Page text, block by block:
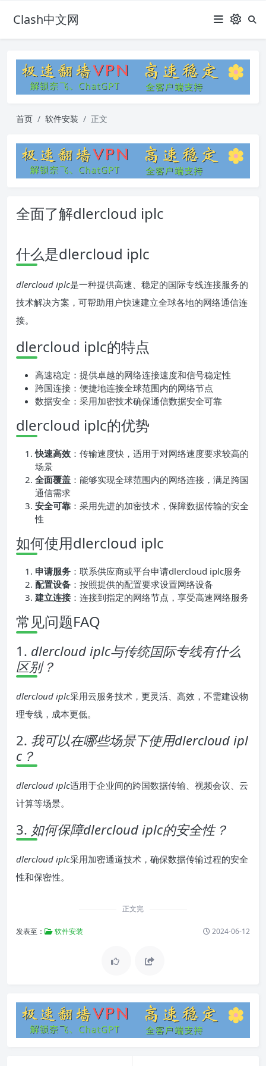
Clash中文网
首页 软件安装 正文
全面了解dlercloud iplc
什么是dlercloud iplc
dlercloud iplc是一种提供高速、稳定的国际专线连接服务的
技术解决方案，可帮助用户快速建立全球各地的网络通信连
接。
dlercloud iplc的特点
高速稳定：提供卓越的网络连接速度和信号稳定性
跨国连接：便捷地连接全球范围内的网络节点
数据安全：采用加密技术确保通信数据安全可靠
dlercloud iplc的优势
快速高效 ：传输速度快，适用于对网络速度要求较高的
场景
全面覆盖 ：能够实现全球范围内的网络连接，满足跨国
通信需求
安全可靠 ：采用先进的加密技术，保障数据传输的安全
性
如何使用dlercloud iplc
申请服务 ：联系供应商或平台申请dlercloud iplc服务
配置设备 ：按照提供的配置要求设置网络设备
建立连接 ：连接到指定的网络节点，享受高速网络服务
常见问题FAQ
1. dlercloud iplc与传统国际专线有什么
区别？
dlercloud iplc采用云服务技术，更灵活、高效，不需建设物
理专线，成本更低。
2. 我可以在哪些场景下使用dlercloud ipl
c？
dlercloud iplc适用于企业间的跨国数据传输、视频会议、云
计算等场景。
3. 如何保障dlercloud iplc的安全性？
dlercloud iplc采用加密通道技术，确保数据传输过程的安全
性和保密性。
正文完
发表至： 软件安装 2024-06-12